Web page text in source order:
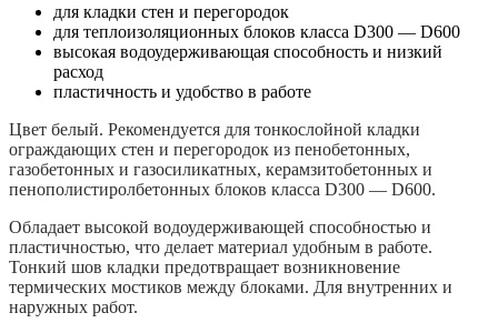
для кладки стен и перегородок
для теплоизоляционных блоков класса D300 — D600
высокая водоудерживающая способность и низкий
расход
пластичность и удобство в работе
Цвет белый. Рекомендуется для тонкослойной кладки
ограждающих стен и перегородок из пенобетонных,
газобетонных и газосиликатных, керамзитобетонных и
пенополистиролбетонных блоков класса D300 — D600.
Обладает высокой водоудерживающей способностью и
пластичностью, что делает материал удобным в работе.
Тонкий шов кладки предотвращает возникновение
термических мостиков между блоками. Для внутренних и
наружных работ.